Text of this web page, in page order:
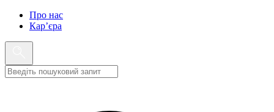
Про нас
Кар’єра